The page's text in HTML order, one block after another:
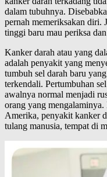
dalam tubuhnya.
pernah memeriksakan diri.
tinggi baru mau periksa
Kanker darah atau yang
adalah penyakit yang
tumbuh sel darah baru
terkendali. Pertumbuhan
awalnya normal menjadi
orang yang
Amerika, penyakit kanker
tulang manusia, tempat di